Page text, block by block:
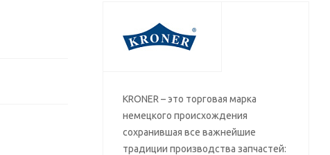
KRONER – это торговая марка
немецкого происхождения
сохранившая все важнейшие
традиции производства запчастей: